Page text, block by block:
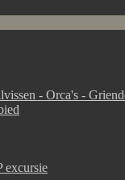
- Orca's -
excursie